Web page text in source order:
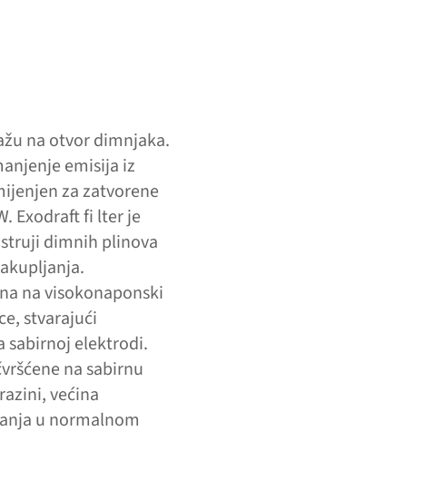
na otvor dimnjaka.
emisija iz
za zatvorene
Exodraft fi lter je
dimnih plinova
na visokonaponski
stvarajući
sabirnoj elektrodi.
na sabirnu
većina
u normalnom